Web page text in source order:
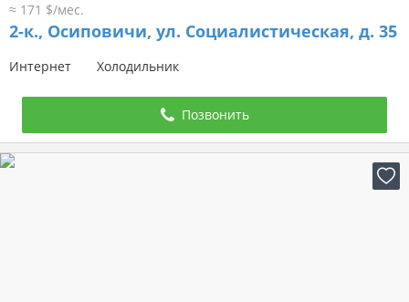
≈ 171 $/мес.
2-к., Осиповичи, ул. Социалистическая, д. 35
Интернет Холодильник
Позвонить